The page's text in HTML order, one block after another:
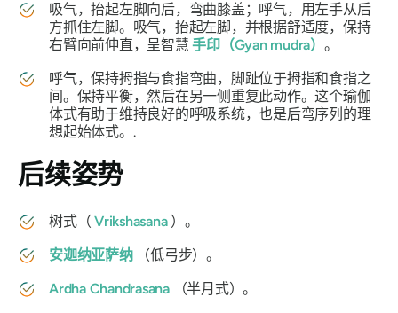
吸气，抬起左脚向后，弯曲膝盖；呼气，用左手从后
方抓住左脚。吸气，抬起左脚，并根据舒适度，保持
右臂向前伸直，呈智慧手印（Gyan mudra）。
呼气，保持拇指与食指弯曲，脚趾位于拇指和食指之
间。保持平衡，然后在另一侧重复此动作。这个瑜伽
体式有助于维持良好的呼吸系统，也是后弯序列的理
想起始体式。.
后续姿势
树式（Vrikshasana）。
安迦纳亚萨纳（低弓步）。
Ardha Chandrasana（半月式）。